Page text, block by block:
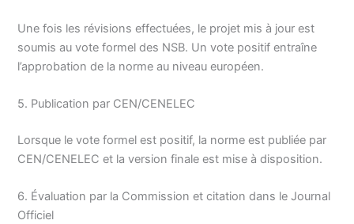
Une fois les révisions effectuées, le projet mis à jour est
soumis au vote formel des NSB. Un vote positif entraîne
l’approbation de la norme au niveau européen.
5. Publication par CEN/CENELEC
Lorsque le vote formel est positif, la norme est publiée par
CEN/CENELEC et la version finale est mise à disposition.
6. Évaluation par la Commission et citation dans le Journal
Officiel